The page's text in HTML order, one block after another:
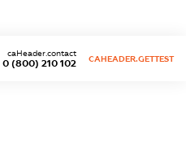
0 (800) 210 102
caHeader.contact
CAHEADER.GETTEST